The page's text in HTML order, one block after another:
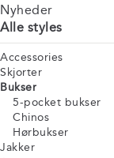
Nyheder
Alle styles
Accessories
Skjorter
Bukser
5-pocket bukser
Chinos
Hørbukser
Jakker